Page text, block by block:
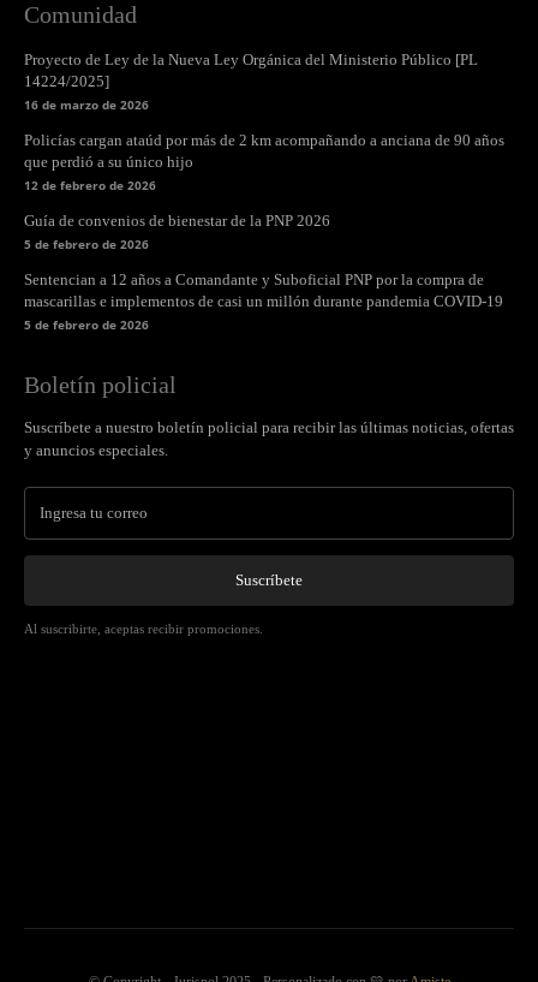
Comunidad
Proyecto de Ley de la Nueva Ley Orgánica del Ministerio Público [PL
14224/2025]
16 de marzo de 2026
Policías cargan ataúd por más de 2 km acompañando a anciana de 90 años
que perdió a su único hijo
12 de febrero de 2026
Guía de convenios de bienestar de la PNP 2026
5 de febrero de 2026
Sentencian a 12 años a Comandante y Suboficial PNP por la compra de
mascarillas e implementos de casi un millón durante pandemia COVID-19
5 de febrero de 2026
Boletín policial
Suscríbete a nuestro boletín policial para recibir las últimas noticias, ofertas
y anuncios especiales.
Suscríbete
Al suscribirte, aceptas recibir promociones.